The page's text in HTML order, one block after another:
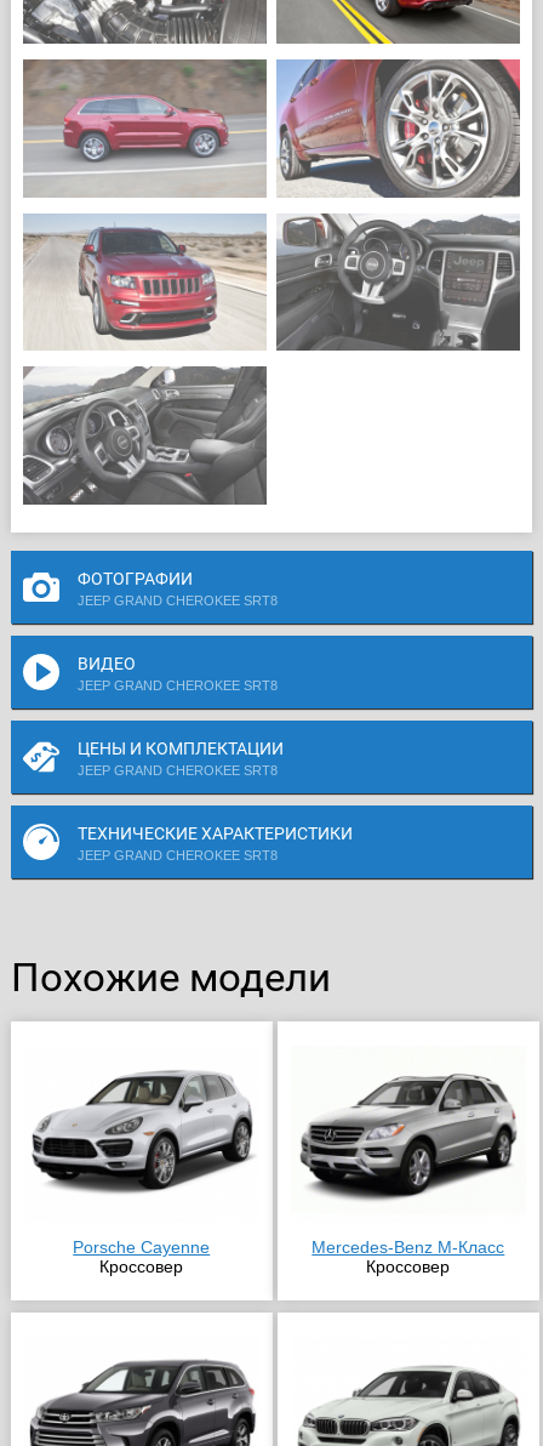
ФОТОГРАФИИ
JEEP GRAND CHEROKEE SRT8
ВИДЕО
JEEP GRAND CHEROKEE SRT8
ЦЕНЫ И КОМПЛЕКТАЦИИ
JEEP GRAND CHEROKEE SRT8
ТЕХНИЧЕСКИЕ ХАРАКТЕРИСТИКИ
JEEP GRAND CHEROKEE SRT8
Похожие модели
Porsche Cayenne
Кроссовер
Mercedes-Benz M-Класс
Кроссовер